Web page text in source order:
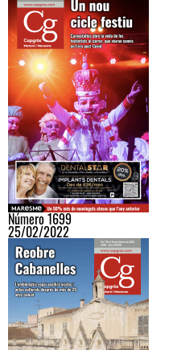
Número 1699
25/02/2022